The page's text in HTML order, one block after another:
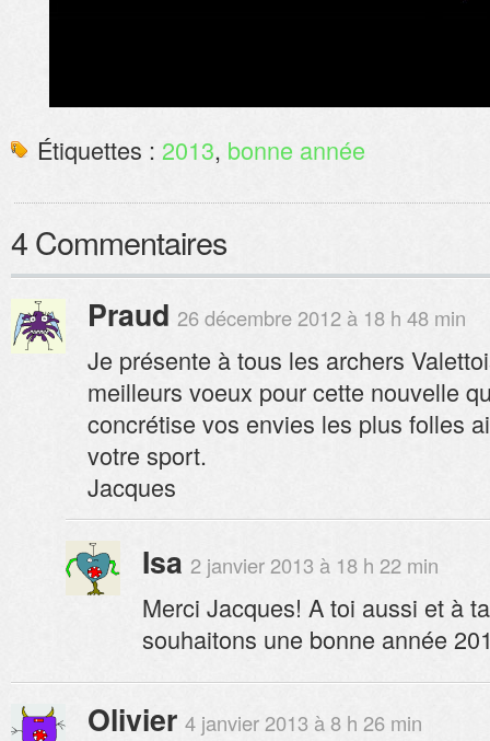
Étiquettes : 2013, bonne année
4 Commentaires
Praud 26 décembre 2012 à 18 h 48 min
Je présente à tous les archers
meilleurs voeux pour cette nouvelle
concrétise vos envies les plus folles
votre sport.
Jacques
Isa 2 janvier 2013 à 18 h 22 min
Merci Jacques! A toi aussi et à
souhaitons une bonne année
Olivier 4 janvier 2013 à 8 h 26 min